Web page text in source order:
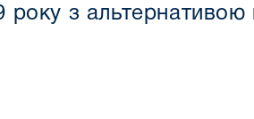
року з альтернативою